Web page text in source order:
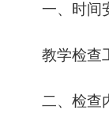
一、时间
教学检查
二、检查